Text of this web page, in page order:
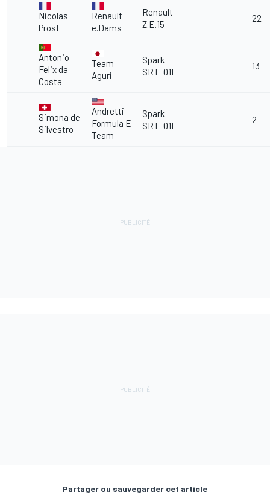
Nicolas
Prost
Renault
e.Dams
Renault
Z.E.15
22
Antonio
Felix da
Costa
Team
Aguri
Spark
SRT_01E
13
Simona de
Silvestro
Andretti
Formula E
Team
Spark
SRT_01E
2
Partager ou sauvegarder cet article